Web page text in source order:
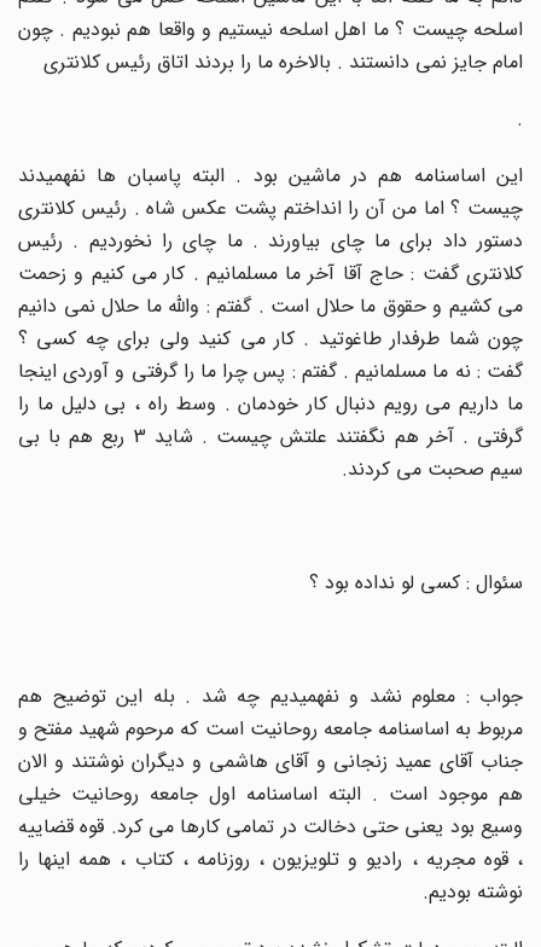
اسلحه چیست ؟ ما اهل اسلحه نیستیم و واقعا هم نبودیم . چون
امام جایز نمی دانستند . بالاخره ما را بردند اتاق رئیس کلانتری
این اساسنامه هم در ماشین بود . البته پاسبان ها نفهمیدند
چیست ؟ اما من آن را انداختم پشت عکس شاه . رئیس کلانتری
دستور داد برای ما چای بیاورند . ما چای را نخوردیم . رئیس
کلانتری گفت : حاج آقا آخر ما مسلمانیم . کار می کنیم و زحمت
می کشیم و حقوق ما حلال است . گفتم : والله ما حلال نمی دانیم
چون شما طرفدار طاغوتید . کار می کنید ولی برای چه کسی ؟
گفت : نه ما مسلمانیم . گفتم : پس چرا ما را گرفتی و آوردی اینجا
ما داریم می رویم دنبال کار خودمان . وسط راه ، بی دلیل ما را
گرفتی . آخر هم نگفتند علتش چیست . شاید 3 ربع هم با بی
سیم صحبت می کردند.
سئوال : کسی لو نداده بود ؟
جواب : معلوم نشد و نفهمیدیم چه شد . بله این توضیح هم
مربوط به اساسنامه جامعه روحانیت است که مرحوم شهید مفتح و
جناب آقای عمید زنجانی و آقای هاشمی و دیگران نوشتند و الان
هم موجود است . البته اساسنامه اول جامعه روحانیت خیلی
وسیع بود یعنی حتی دخالت در تمامی کارها می کرد. قوه قضاییه
، قوه مجریه ، رادیو و تلویزیون ، روزنامه ، کتاب ، همه اینها را
نوشته بودیم.